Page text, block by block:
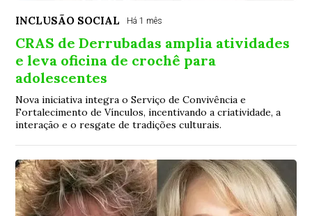
INCLUSÃO SOCIAL Há 1 mês
CRAS de Derrubadas amplia atividades
e leva oficina de crochê para
adolescentes
Nova iniciativa integra o Serviço de Convivência e
Fortalecimento de Vínculos, incentivando a criatividade, a
interação e o resgate de tradições culturais.